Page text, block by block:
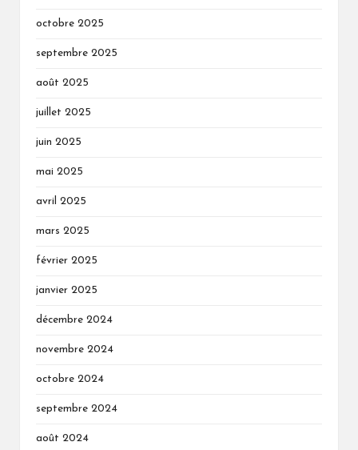
octobre 2025
septembre 2025
août 2025
juillet 2025
juin 2025
mai 2025
avril 2025
mars 2025
février 2025
janvier 2025
décembre 2024
novembre 2024
octobre 2024
septembre 2024
août 2024